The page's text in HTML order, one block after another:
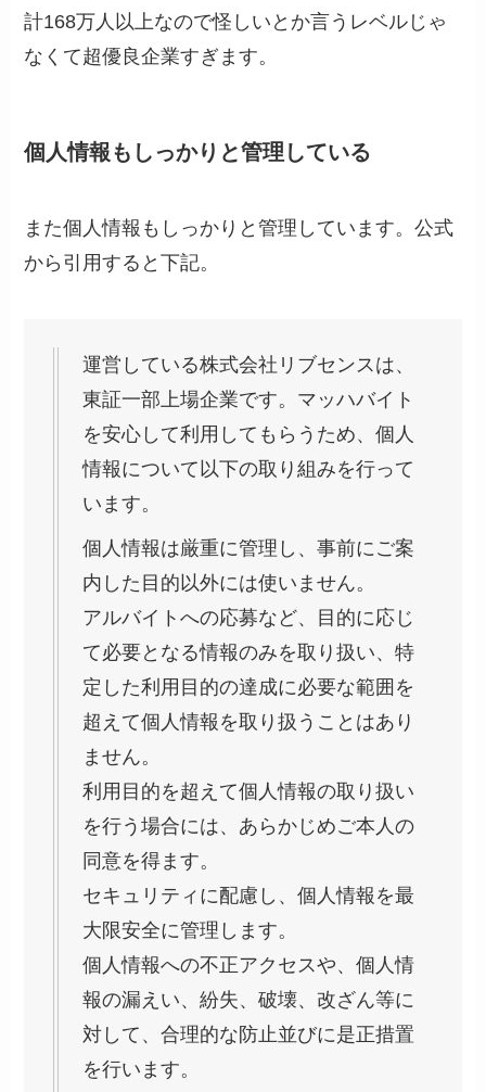
計168万人以上なので怪しいとか言うレベルじゃ
なくて超優良企業すぎます。
個人情報もしっかりと管理している
また個人情報もしっかりと管理しています。公式
から引用すると下記。
運営している株式会社リブセンスは、
東証一部上場企業です。マッハバイト
を安心して利用してもらうため、個人
情報について以下の取り組みを行って
います。
個人情報は厳重に管理し、事前にご案
内した目的以外には使いません。
アルバイトへの応募など、目的に応じ
て必要となる情報のみを取り扱い、特
定した利用目的の達成に必要な範囲を
超えて個人情報を取り扱うことはあり
ません。
利用目的を超えて個人情報の取り扱い
を行う場合には、あらかじめご本人の
同意を得ます。
セキュリティに配慮し、個人情報を最
大限安全に管理します。
個人情報への不正アクセスや、個人情
報の漏えい、紛失、破壊、改ざん等に
対して、合理的な防止並びに是正措置
を行います。